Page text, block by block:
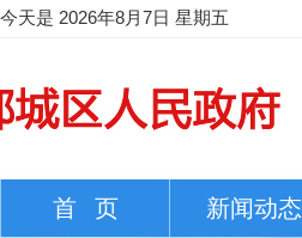
今天是 2026年8月7日 星期五
首 页 新闻动态